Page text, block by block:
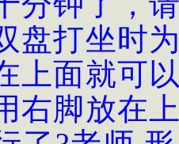
盘打坐时
上面就可
右脚放在